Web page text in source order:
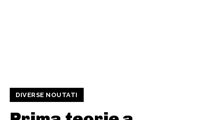
DIVERSE NOUTATI